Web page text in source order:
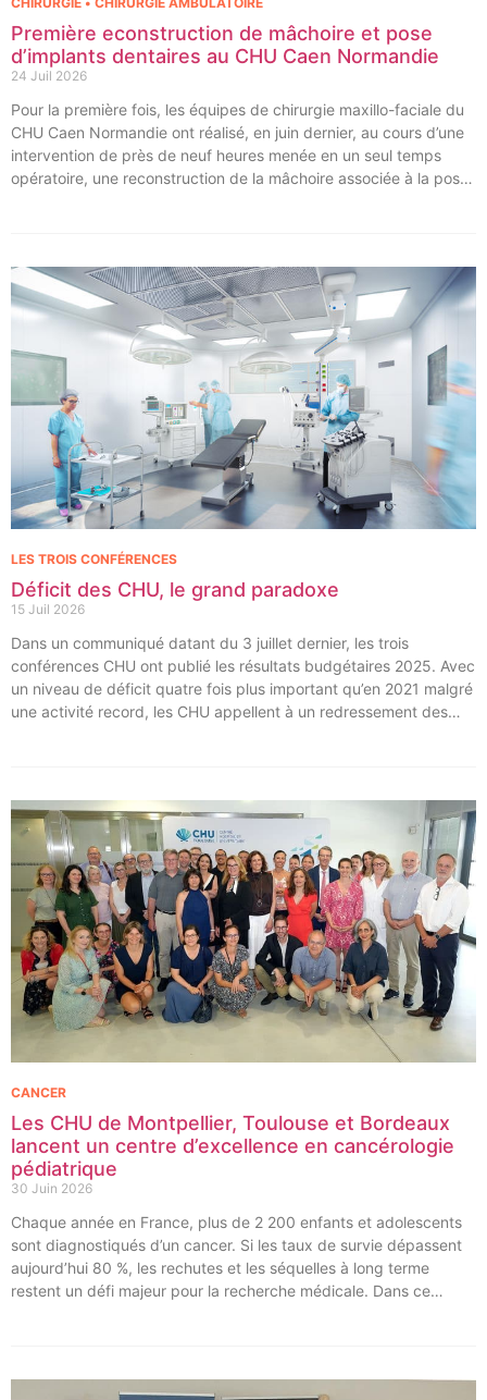
Première econstruction de mâchoire et pose
d’implants dentaires au CHU Caen Normandie
24 Juil 2026
Pour la première fois, les équipes de chirurgie maxillo-faciale du
CHU Caen Normandie ont réalisé, en juin dernier, au cours d’une
intervention de près de neuf heures menée en un seul temps
opératoire, une reconstruction de la mâchoire associée à la pose
Déficit des CHU, le grand paradoxe
15 Juil 2026
LES TROIS CONFÉRENCES
Dans un communiqué datant du 3 juillet dernier, les trois
conférences CHU ont publié les résultats budgétaires 2025. Avec
un niveau de déficit quatre fois plus important qu’en 2021 malgré
une activité record, les CHU appellent à un redressement des
Les CHU de Montpellier, Toulouse et Bordeaux
lancent un centre d’excellence en cancérologie
pédiatrique
30 Juin 2026
CANCER
Chaque année en France, plus de 2 200 enfants et adolescents
sont diagnostiqués d’un cancer. Si les taux de survie dépassent
aujourd’hui 80 %, les rechutes et les séquelles à long terme
restent un défi majeur pour la recherche médicale. Dans ce
cancers pédiatriques.